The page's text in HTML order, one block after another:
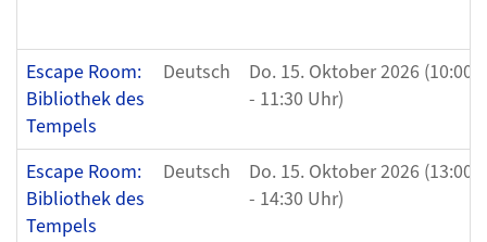
Escape Room:
Bibliothek des
Tempels
Deutsch
Do. 15. Oktober 2026 (10:00
- 11:30 Uhr)
Escape Room:
Bibliothek des
Tempels
Deutsch
Do. 15. Oktober 2026 (13:00
- 14:30 Uhr)